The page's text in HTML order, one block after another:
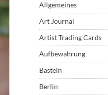
Allgemeines
Art Journal
Artist Trading Cards
Aufbewahrung
Basteln
Berlin